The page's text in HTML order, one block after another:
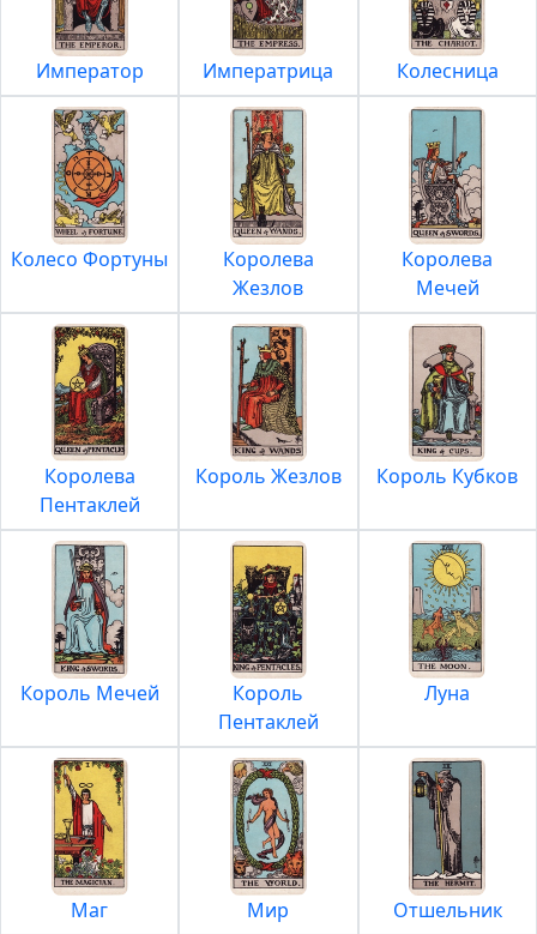
Император Императрица Колесница
Колесо Фортуны
Королева
Жезлов
Королева
Мечей
Королева
Пентаклей
Король Жезлов Король Кубков
Король Мечей
Король
Пентаклей
Луна
Маг Мир Отшельник